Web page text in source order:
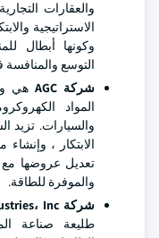
والعقارات
الاستراتيجية
وكونها أبطال
التوسع
شركة AGC
هي
المواد
والسيارات.
الابتكار ،
تعديل عروضها مع
والموفرة للطاقة.
شركة PPG Industries، Inc.
طليعة صناعة